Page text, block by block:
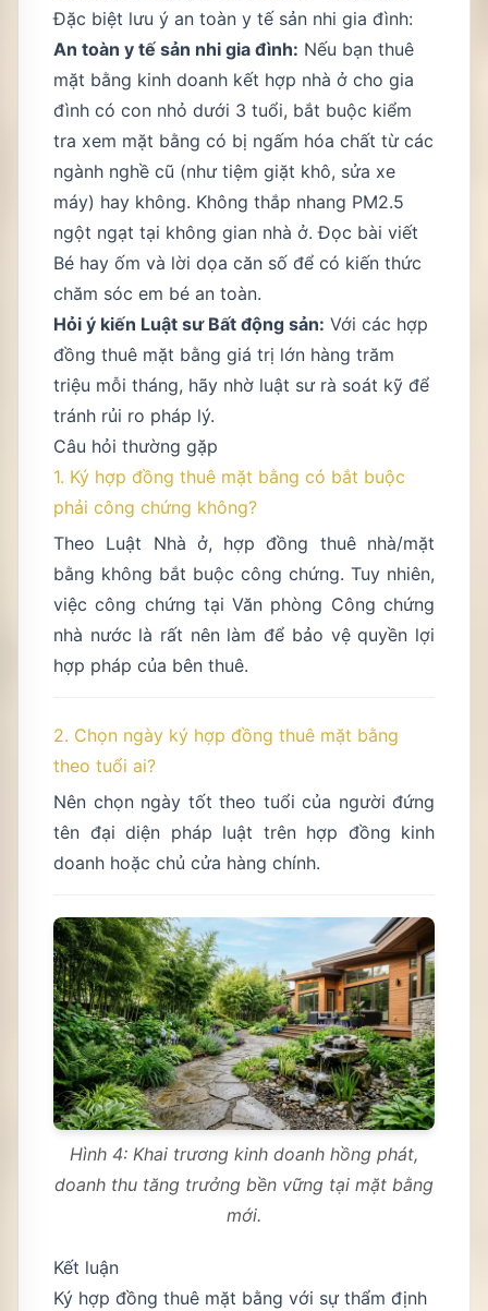
Đặc biệt lưu ý an toàn y tế sản nhi gia đình:
An toàn y tế sản nhi gia đình: Nếu bạn thuê
mặt bằng kinh doanh kết hợp nhà ở cho gia
đình có con nhỏ dưới 3 tuổi, bắt buộc kiểm
tra xem mặt bằng có bị ngấm hóa chất từ các
ngành nghề cũ (như tiệm giặt khô, sửa xe
máy) hay không. Không thắp nhang PM2.5
ngột ngạt tại không gian nhà ở. Đọc bài viết
Bé hay ốm và lời dọa căn số để có kiến thức
chăm sóc em bé an toàn.
Hỏi ý kiến Luật sư Bất động sản: Với các hợp
đồng thuê mặt bằng giá trị lớn hàng trăm
triệu mỗi tháng, hãy nhờ luật sư rà soát kỹ để
tránh rủi ro pháp lý.
Câu hỏi thường gặp
1. Ký hợp đồng thuê mặt bằng có bắt buộc
phải công chứng không?
Theo Luật Nhà ở, hợp đồng thuê nhà/mặt
bằng không bắt buộc công chứng. Tuy nhiên,
việc công chứng tại Văn phòng Công chứng
nhà nước là rất nên làm để bảo vệ quyền lợi
hợp pháp của bên thuê.
2. Chọn ngày ký hợp đồng thuê mặt bằng
theo tuổi ai?
Nên chọn ngày tốt theo tuổi của người đứng
tên đại diện pháp luật trên hợp đồng kinh
doanh hoặc chủ cửa hàng chính.
Hình 4: Khai trương kinh doanh hồng phát,
doanh thu tăng trưởng bền vững tại mặt bằng
mới.
Kết luận
Ký hợp đồng thuê mặt bằng với sự thẩm định